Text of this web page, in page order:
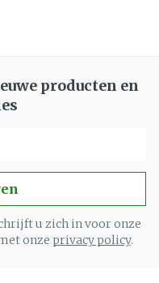
producten en
u zich in voor onze
onze privacy policy.